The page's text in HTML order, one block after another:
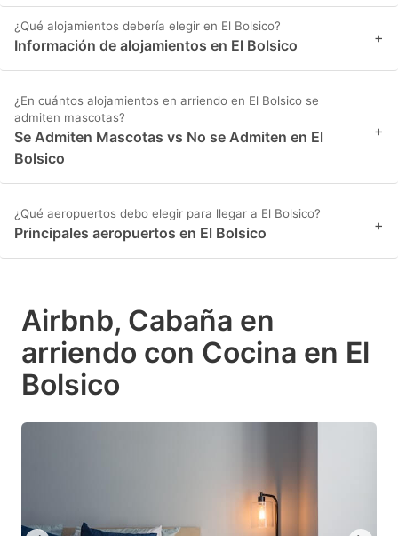
¿Qué alojamientos debería elegir en El Bolsico?
Información de alojamientos en El Bolsico +
¿En cuántos alojamientos en arriendo en El Bolsico se
admiten mascotas?
Se Admiten Mascotas vs No se Admiten en El
Bolsico
+
¿Qué aeropuertos debo elegir para llegar a El Bolsico?
Principales aeropuertos en El Bolsico +
Airbnb, Cabaña en
arriendo con Cocina en El
Bolsico